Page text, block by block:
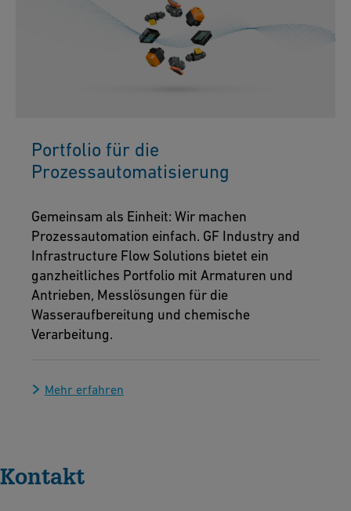
Portfolio für die
Prozessautomatisierung
Gemeinsam als Einheit: Wir machen
Prozessautomation einfach. GF Industry and
Infrastructure Flow Solutions bietet ein
ganzheitliches Portfolio mit Armaturen und
Antrieben, Messlösungen für die
Wasseraufbereitung und chemische
Verarbeitung.
Mehr erfahren
Kontakt